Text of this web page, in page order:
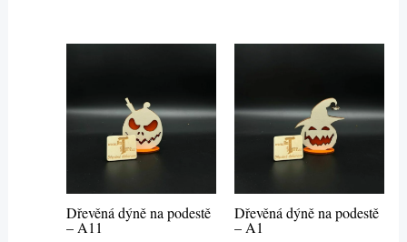
Dřevěná dýně na podestě
– A11
Dřevěná dýně na podestě
– A1